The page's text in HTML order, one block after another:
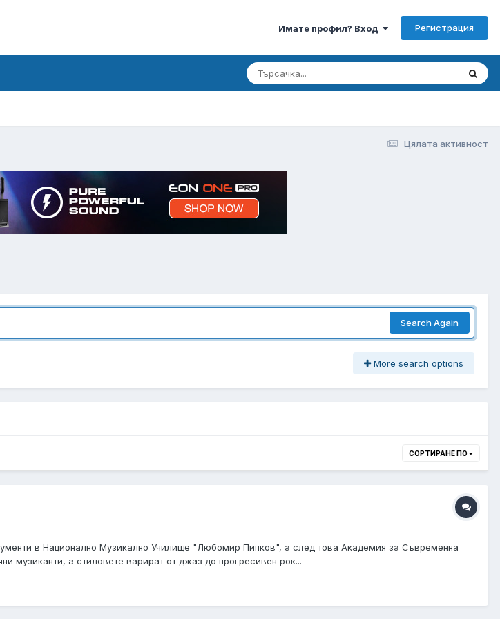
Имате профил? Вход Регистрация
Цялата активност
Search Again
More search options
СОРТИРАНЕ ПО
в Национално Музикално Училище "Любомир Пипков", а след това Академия за Съвременна
музиканти, а стиловете варират от джаз до прогресивен рок...